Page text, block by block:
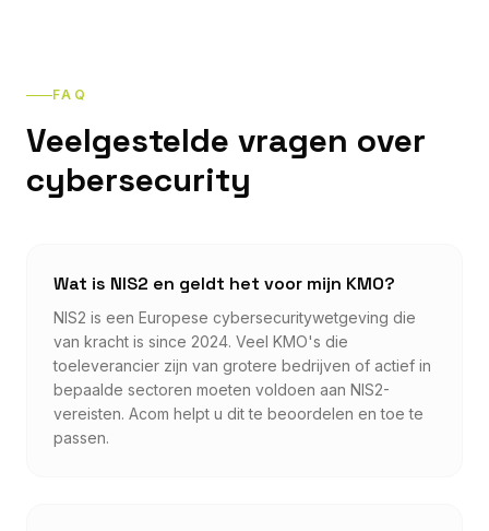
FAQ
Veelgestelde vragen over
cybersecurity
Wat is NIS2 en geldt het voor mijn KMO?
NIS2 is een Europese cybersecuritywetgeving die
van kracht is since 2024. Veel KMO's die
toeleverancier zijn van grotere bedrijven of actief in
bepaalde sectoren moeten voldoen aan NIS2-
vereisten. Acom helpt u dit te beoordelen en toe te
passen.